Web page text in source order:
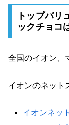
トップバリ
ックチョコ
全国のイオン、
イオンのネット
イオンネッ